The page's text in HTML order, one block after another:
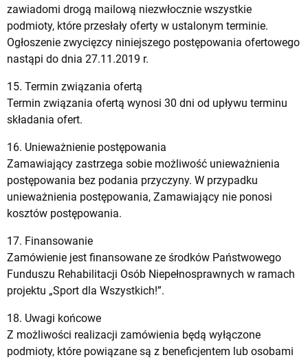
zawiadomi drogą mailową niezwłocznie wszystkie
podmioty, które przesłały oferty w ustalonym terminie.
Ogłoszenie zwycięzcy niniejszego postępowania ofertowego
nastąpi do dnia 27.11.2019 r.
15. Termin związania ofertą
Termin związania ofertą wynosi 30 dni od upływu terminu
składania ofert.
16. Unieważnienie postępowania
Zamawiający zastrzega sobie możliwość unieważnienia
postępowania bez podania przyczyny. W przypadku
unieważnienia postępowania, Zamawiający nie ponosi
kosztów postępowania.
17. Finansowanie
Zamówienie jest finansowane ze środków Państwowego
Funduszu Rehabilitacji Osób Niepełnosprawnych w ramach
projektu „Sport dla Wszystkich!”.
18. Uwagi końcowe
Z możliwości realizacji zamówienia będą wyłączone
podmioty, które powiązane są z beneficjentem lub osobami